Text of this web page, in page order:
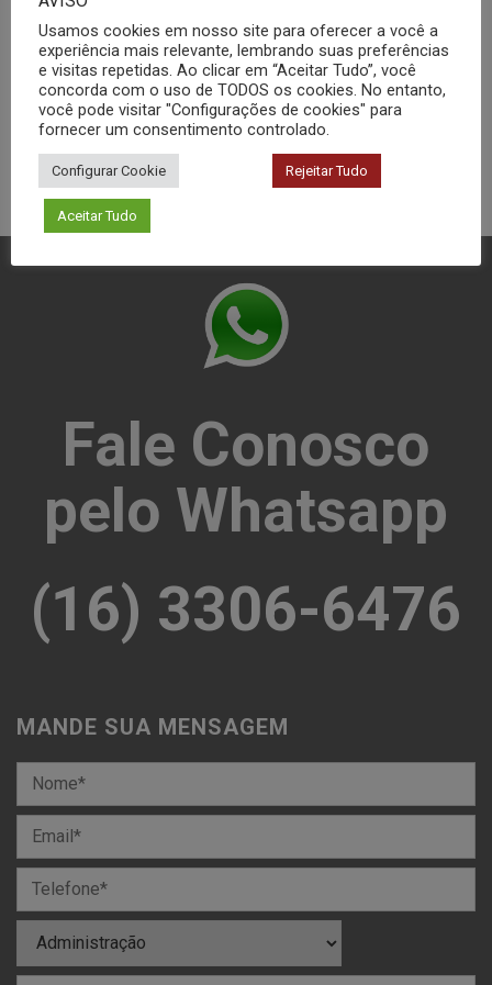
Ensaios
Materiais
Fale Conosco
pelo Whatsapp
(16) 3306-6476
MANDE SUA MENSAGEM
Usamos cookies em nosso site para oferecer a você a
experiência mais relevante, lembrando suas preferências
e visitas repetidas. Ao clicar em “Aceitar Tudo”, você
concorda com o uso de TODOS os cookies. No entanto,
você pode visitar "Configurações de cookies" para
fornecer um consentimento controlado.
Configurar Cookie Rejeitar Tudo
Aceitar Tudo